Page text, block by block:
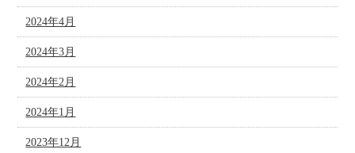
2024年4月
2024年3月
2024年2月
2024年1月
2023年12月